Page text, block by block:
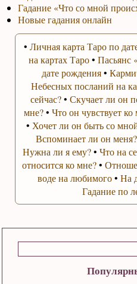
Гадание «Что со мной
Новые гадания онлайн
• Личная карта Таро по
на картах Таро• Пасьянс
дате рождения•
Небесных посланий на
сейчас?•Скучает ли он
мне?• Что он чувствует ко
• Хочет ли он быть со
Вспоминает ли он меня?
Нужна ли я ему?• Что на
относится ко мне?•
воде на любимого•На
Гадание по